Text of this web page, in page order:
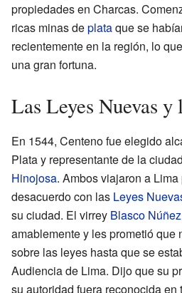
propiedades en Charcas.
ricas minas deplataque se
recientemente en la región, lo
una gran fortuna.
Las Leyes Nuevas
En 1544, Centeno fue elegido
Plata y representante de la
Hinojosa. Ambos viajaron a
desacuerdo con las Leyes
su ciudad. El virrey Blasco
amablemente y les prometió que
sobre las leyes hasta que se
Audiencia de Lima. Dijo que su
su autoridad fuera reconocida en